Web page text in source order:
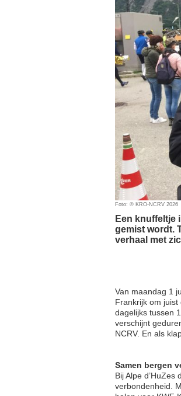
Foto: © KRO-NCRV 2026
Een knuffeltje
gemist wordt.
verhaal met
Van maandag 1
Frankrijk om
dagelijks tussen
verschijnt
NCRV. En als
Samen bergen
Bij Alpe
verbondenheid.